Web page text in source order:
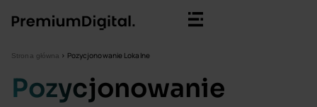
Strona główna > Pozycjonowanie Lokalne
Pozycjonowanie